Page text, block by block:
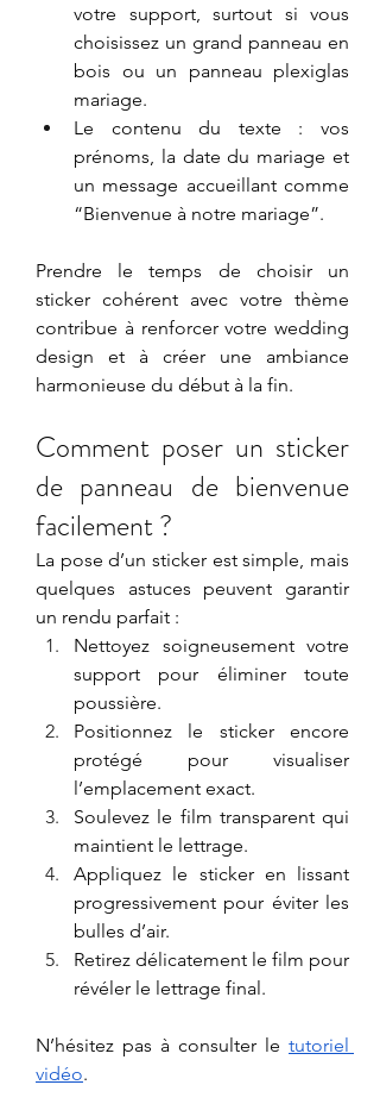
votre support, surtout si vous
choisissez un grand panneau en
bois ou un panneau plexiglas
mariage.
Le contenu du texte : vos
prénoms, la date du mariage et
un message accueillant comme
“Bienvenue à notre mariage”.
Prendre le temps de choisir un
sticker cohérent avec votre thème
contribue à renforcer votre wedding
design et à créer une ambiance
harmonieuse du début à la fin.
Comment poser un sticker
de panneau de bienvenue
facilement ?
La pose d’un sticker est simple, mais
quelques astuces peuvent garantir
un rendu parfait :
Nettoyez soigneusement votre
support pour éliminer toute
poussière.
Positionnez le sticker encore
protégé pour visualiser
l’emplacement exact.
Soulevez le film transparent qui
maintient le lettrage.
Appliquez le sticker en lissant
progressivement pour éviter les
bulles d’air.
Retirez délicatement le film pour
révéler le lettrage final.
N’hésitez pas à consulter le tutoriel
vidéo.